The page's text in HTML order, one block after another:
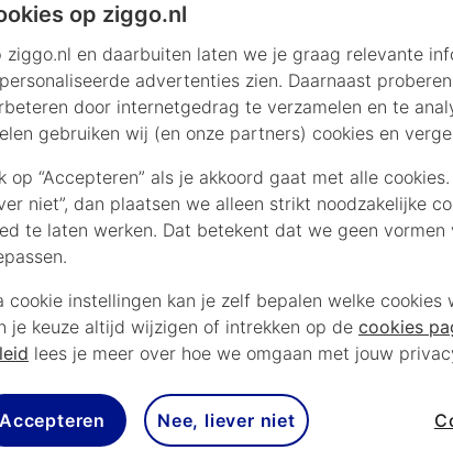
op ziggo.nl
ziggo.nl en daarbuiten laten we je graag relevante
advertenties zien. Daarnaast
door internetgedrag te verzamelen en te
gebruiken wij (en onze partners) cookies en
op “Accepteren” als je akkoord gaat met alle
niet”, dan plaatsen we alleen strikt noodzakelijke
te laten werken. Dat betekent dat we geen vormen
cookie instellingen kan je zelf bepalen welke cookies
je keuze altijd wijzigen of intrekken op de cookies
lees je meer over hoe we omgaan met jouw
Accepteren Nee, liever niet